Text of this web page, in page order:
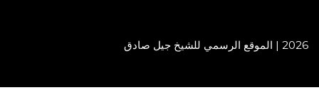
2026 | الموقع الرسمي للشيخ جيل صادق